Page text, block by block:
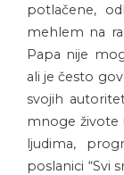
potlačene,
mehlem na
Papa nije
ali je često
svojih
mnoge živote
ljudima,
poslanici “Svi